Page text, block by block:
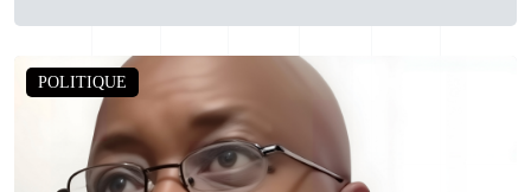
POLITIQUE